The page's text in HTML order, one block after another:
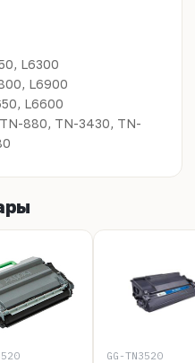
L6300
L6900
L6600
880, TN-3430, TN-
GG-TN3520